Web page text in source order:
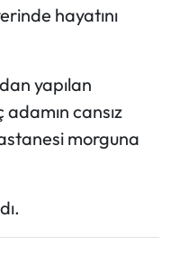
hayatını
yapılan
cansız
morguna